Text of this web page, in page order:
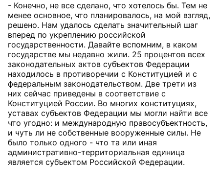
- Конечно, не все сделано, что хотелось бы. Тем не
менее основное, что планировалось, на мой взгляд,
решено. Нам удалось сделать значительный шаг
вперед по укреплению российской
государственности. Давайте вспомним, в каком
государстве мы недавно жили. 25 процентов всех
законодательных актов субъектов Федерации
находилось в противоречии с Конституцией и с
федеральным законодательством. Две трети из
них сейчас приведены в соответствие с
Конституцией России. Во многих конституциях,
уставах субъектов Федерации мы могли найти все
что угодно: и международную правосубъектность,
и чуть ли не собственные вооруженные силы. Не
было только одного - что та или иная
административно-территориальная единица
является субъектом Российской Федерации.